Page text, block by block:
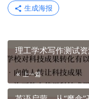
生成海报
理工学术写作测试
上一篇